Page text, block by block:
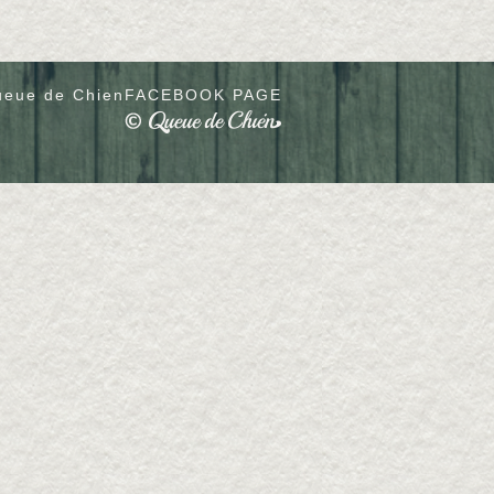
de Chien FACEBOOK PAGE